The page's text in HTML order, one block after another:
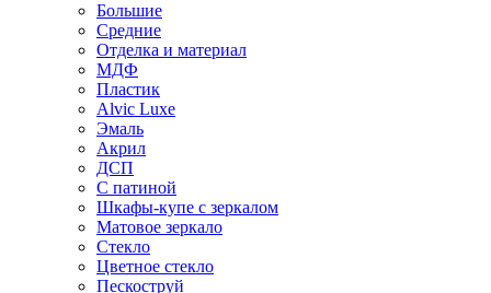
Большие
Средние
Отделка и материал
МДФ
Пластик
Alvic Luxe
Эмаль
Акрил
ДСП
С патиной
Шкафы-купе с зеркалом
Матовое зеркало
Стекло
Цветное стекло
Пескоструй